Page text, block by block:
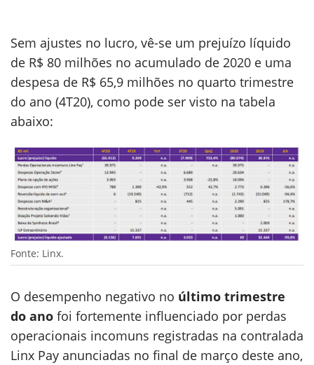
Sem ajustes no lucro, vê-se um prejuízo líquido
de R$ 80 milhões no acumulado de 2020 e uma
despesa de R$ 65,9 milhões no quarto trimestre
do ano (4T20), como pode ser visto na tabela
abaixo:
Fonte: Linx.
O desempenho negativo no último trimestre
do ano foi fortemente influenciado por perdas
operacionais incomuns registradas na contralada
Linx Pay anunciadas no final de março deste ano,